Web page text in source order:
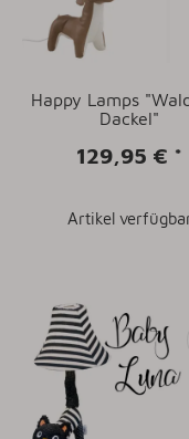
Happy Lamps
Dackel"
129,95 € *
Artikel